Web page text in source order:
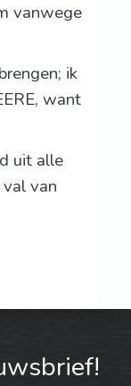
vanwege
ik
want
uit alle
van